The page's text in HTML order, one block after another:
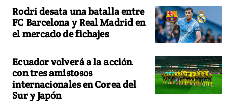
Rodri desata una batalla entre
FC Barcelona y Real Madrid en
el mercado de fichajes
Ecuador volverá a la acción
con tres amistosos
internacionales en Corea del
Sur y Japón